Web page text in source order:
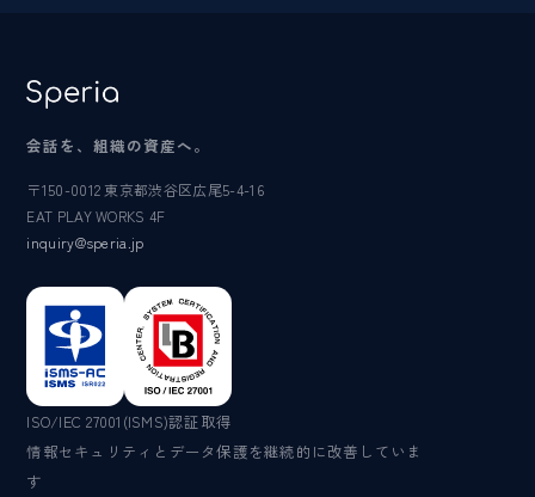
会話を、組織の資産へ。
〒150-0012 東京都渋谷区広尾5-4-16
EAT PLAY WORKS 4F
inquiry@speria.jp
ISO/IEC 27001(ISMS)認証取得
情報セキュリティとデータ保護を継続的に改善していま
す